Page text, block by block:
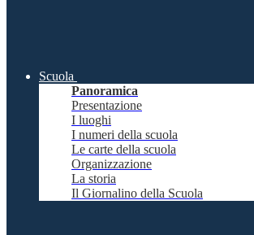
Scuola
Panoramica
Presentazione
I luoghi
I numeri della scuola
Le carte della scuola
Organizzazione
La storia
Il Giornalino della Scuola